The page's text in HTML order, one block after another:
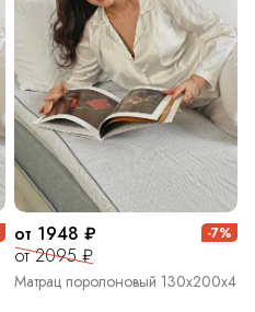
от 1948 ₽
от 2095 ₽
-7%
Матрац поролоновый 130х200х4